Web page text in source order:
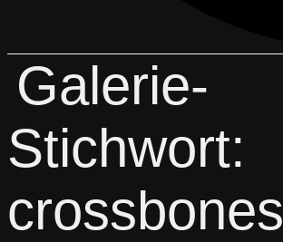
Galerie-
Stichwort:
crossbones